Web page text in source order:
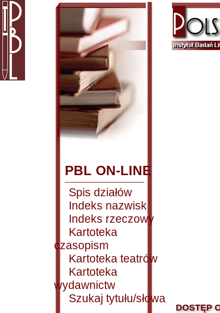
PBL ON-LINE
Spis działów
Indeks nazwisk
Indeks rzeczowy
Kartoteka
czasopism
Kartoteka teatrów
Kartoteka
wydawnictw
Szukaj tytułu/słowa
DOSTĘP